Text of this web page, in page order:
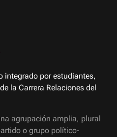
integrado por estudiantes,
la Carrera Relaciones del
agrupación amplia, plural
o grupo político-